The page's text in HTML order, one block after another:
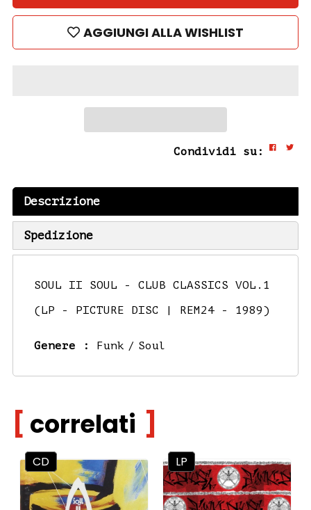
AGGIUNGI ALLA WISHLIST
Condividi su:
Descrizione
Spedizione
SOUL II SOUL - CLUB CLASSICS VOL.1
(LP - PICTURE DISC | REM24 - 1989)
Genere : Funk Soul
correlati
CD LP